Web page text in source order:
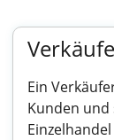
Ein
Kunden und